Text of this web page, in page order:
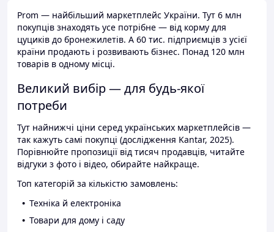
Prom — найбільший маркетплейс України. Тут 6 млн
покупців знаходять усе потрібне — від корму для
цуциків до бронежилетів. А 60 тис. підприємців з усієї
країни продають і розвивають бізнес. Понад 120 млн
товарів в одному місці.
Великий вибір — для будь-якої
потреби
Тут найнижчі ціни серед українських маркетплейсів —
так кажуть самі покупці (дослідження Kantar, 2025).
Порівнюйте пропозиції від тисяч продавців, читайте
відгуки з фото і відео, обирайте найкраще.
Топ категорій за кількістю замовлень:
Техніка й електроніка
Товари для дому і саду